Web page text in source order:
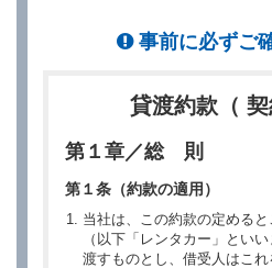
事前に必ずご
貸渡約款（ 契
第１章／総 則
第１条（約款の適用）
当社は、この約款の定める
（以下「レンタカー」とい
渡すものとし、借受人はこ